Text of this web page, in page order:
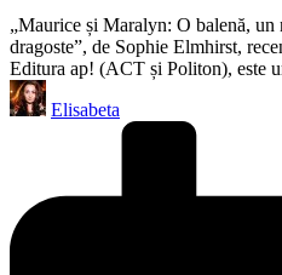
„Maurice și Maralyn: O balenă, un
dragoste”, de Sophie Elmhirst,
Editura ap! (ACT și Politon), este
Posted
by
Elisabeta